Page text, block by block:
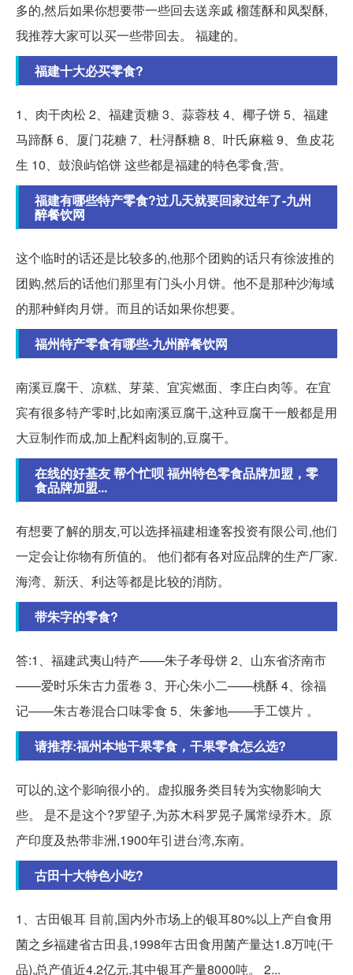
多的,然后如果你想要带一些回去送亲戚 榴莲酥和凤梨酥,
我推荐大家可以买一些带回去。 福建的。
福建十大必买零食?
1、肉干肉松 2、福建贡糖 3、蒜蓉枝 4、椰子饼 5、福建
马蹄酥 6、厦门花糖 7、杜浔酥糖 8、叶氏麻糍 9、鱼皮花
生 10、鼓浪屿馅饼 这些都是福建的特色零食,营。
福建有哪些特产零食?过几天就要回家过年了-九州
醉餐饮网
这个临时的话还是比较多的,他那个团购的话只有徐波推的
团购,然后的话他们那里有门头小月饼。他不是那种沙海域
的那种鲜肉月饼。而且的话如果你想要。
福州特产零食有哪些-九州醉餐饮网
南溪豆腐干、凉糕、芽菜、宜宾燃面、李庄白肉等。在宜
宾有很多特产零时,比如南溪豆腐干,这种豆腐干一般都是用
大豆制作而成,加上配料卤制的,豆腐干。
在线的好基友 帮个忙呗 福州特色零食品牌加盟，零
食品牌加盟...
有想要了解的朋友,可以选择福建相逢客投资有限公司,他们
一定会让你物有所值的。 他们都有各对应品牌的生产厂家.
海湾、新沃、利达等都是比较的消防。
带朱字的零食?
答:1、福建武夷山特产——朱子孝母饼 2、山东省济南市
——爱时乐朱古力蛋卷 3、开心朱小二——桃酥 4、徐福
记——朱古卷混合口味零食 5、朱爹地——手工馍片 。
请推荐:福州本地干果零食，干果零食怎么选?
可以的,这个影响很小的。虚拟服务类目转为实物影响大
些。 是不是这个?罗望子,为苏木科罗晃子属常绿乔木。原
产印度及热带非洲,1900年引进台湾,东南。
古田十大特色小吃?
1、古田银耳 目前,国内外市场上的银耳80%以上产自食用
菌之乡福建省古田县,1998年古田食用菌产量达1.8万吨(干
品),总产值近4.2亿元,其中银耳产量8000吨。 2...